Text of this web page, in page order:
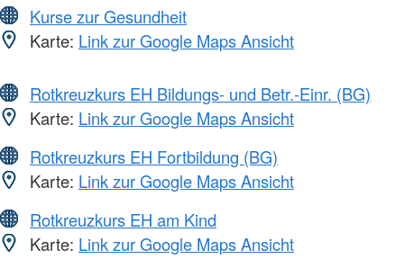
Kurse zur Gesundheit
Karte: Link zur Google Maps Ansicht
Rotkreuzkurs EH Bildungs- und Betr.-Einr. (BG)
Karte: Link zur Google Maps Ansicht
Rotkreuzkurs EH Fortbildung (BG)
Karte: Link zur Google Maps Ansicht
Rotkreuzkurs EH am Kind
Karte: Link zur Google Maps Ansicht